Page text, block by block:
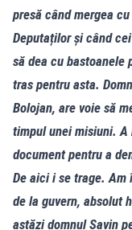
presă când mergea
Deputaților și când
să dea cu bastoanele
tras pentru asta.
Bolojan, are voie să
timpul unei misiuni.
document pentru a
De aici i se trage. Am
de la guvern, absolut
astăzi domnul Savin